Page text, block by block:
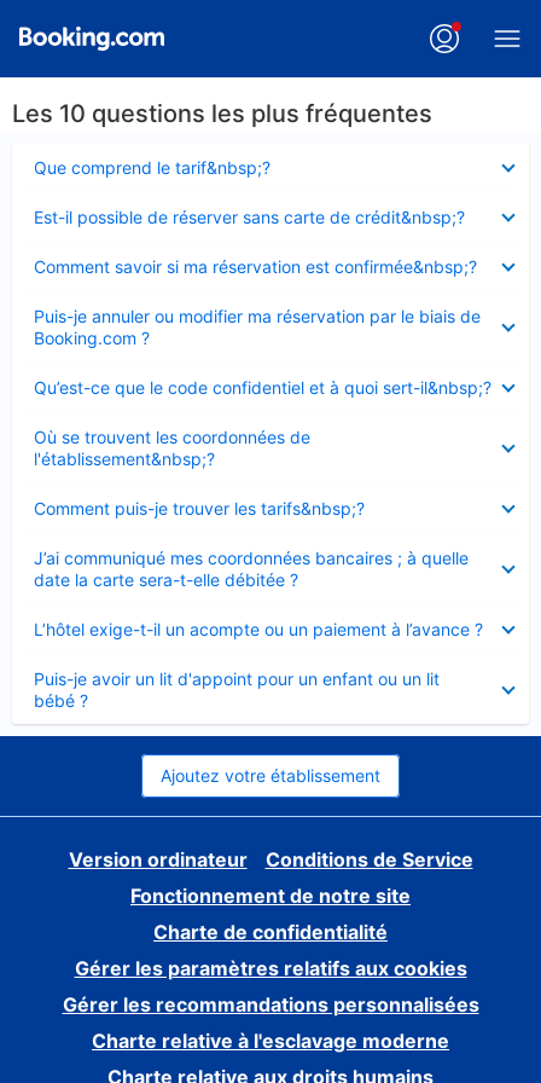
Les 10 questions les plus fréquentes
Que comprend le tarif&nbsp;?
fermé
Est-il possible de réserver sans carte de crédit&nbsp;?
fermé
Comment savoir si ma réservation est confirmée&nbsp;?
fermé
Puis-je annuler ou modifier ma réservation par le biais de
Booking.com ?
fermé
Qu’est-ce que le code confidentiel et à quoi sert-il&nbsp;?
fermé
Où se trouvent les coordonnées de
l'établissement&nbsp;?
fermé
Comment puis-je trouver les tarifs&nbsp;?
fermé
J’ai communiqué mes coordonnées bancaires ; à quelle
date la carte sera-t-elle débitée ?
fermé
L’hôtel exige-t-il un acompte ou un paiement à l’avance ?
fermé
Puis-je avoir un lit d'appoint pour un enfant ou un lit
bébé ?
fermé
Ajoutez votre établissement
Version ordinateur
Conditions de Service
Fonctionnement de notre site
Charte de confidentialité
Gérer les paramètres relatifs aux cookies
Gérer les recommandations personnalisées
Charte relative à l'esclavage moderne
Charte relative aux droits humains